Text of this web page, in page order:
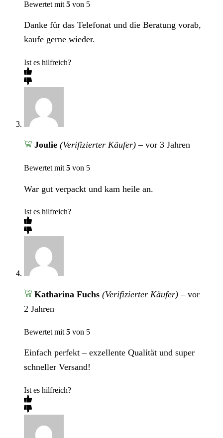
Bewertet mit 5 von 5
Danke für das Telefonat und die Beratung vorab,
kaufe gerne wieder.
Ist es hilfreich?
Joulie (Verifizierter Käufer) – vor 3 Jahren
Bewertet mit 5 von 5
War gut verpackt und kam heile an.
Ist es hilfreich?
Katharina Fuchs (Verifizierter Käufer) – vor
2 Jahren
Bewertet mit 5 von 5
Einfach perfekt – exzellente Qualität und super
schneller Versand!
Ist es hilfreich?